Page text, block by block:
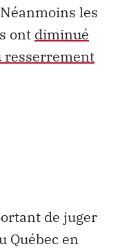
les
ont diminué
resserrement
de juger
Québec en